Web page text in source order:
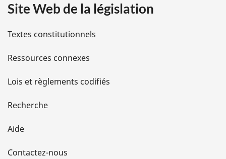
i
l
s
d
e
l
Site Web de la législation
Textes constitutionnels
Ressources connexes
Lois et règlements codifiés
Recherche
Aide
Contactez-nous